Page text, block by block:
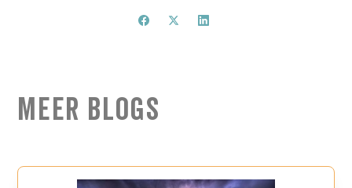
Meer Blogs